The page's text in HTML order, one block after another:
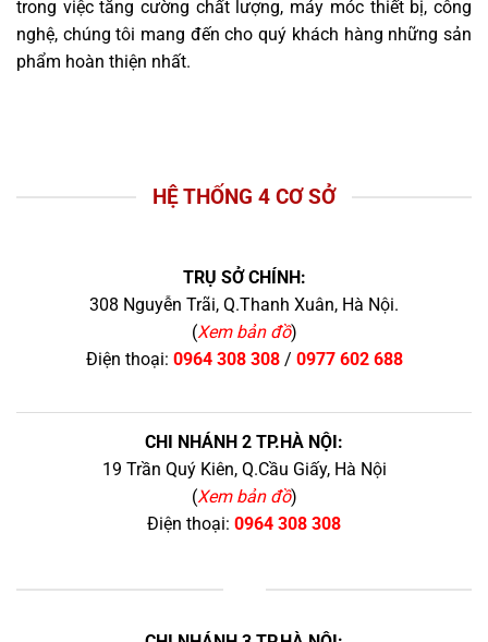
trong việc tăng cường chất lượng, máy móc thiết bị, công
nghệ, chúng tôi mang đến cho quý khách hàng những sản
phẩm hoàn thiện nhất.
HỆ THỐNG 4 CƠ SỞ
TRỤ SỞ CHÍNH:
308 Nguyễn Trãi, Q.Thanh Xuân, Hà Nội.
(Xem bản đồ)
Điện thoại: 0964 308 308/ 0977 602 688
CHI NHÁNH 2 TP.HÀ NỘI:
19 Trần Quý Kiên, Q.Cầu Giấy, Hà Nội
(Xem bản đồ)
Điện thoại: 0964 308 308